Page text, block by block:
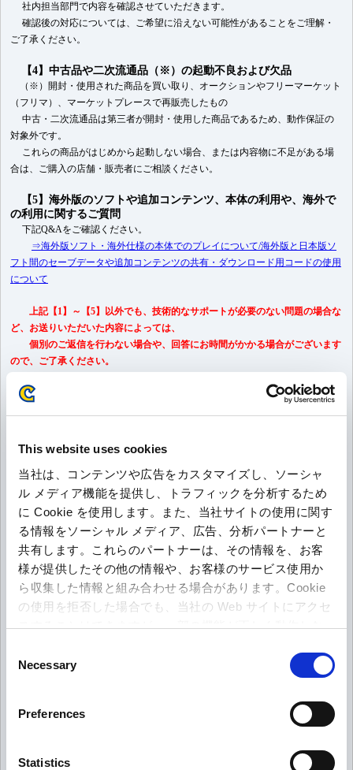
This website uses cookies
当社は、コンテンツや広告をカスタマイズし、ソーシャ
ル メディア機能を提供し、トラフィックを分析するため
に Cookie を使用します。また、当社サイトの使用に関す
る情報をソーシャル メディア、広告、分析パートナーと
共有します。これらのパートナーは、その情報を、お客
様が提供したその他の情報や、お客様のサービス使用か
ら収集した情報と組み合わせる場合があります。Cookie
の使用を拒否した場合でも、当社の Web サイトにアクセ
スすることはできますが、一部の機能が正しく動作しな
Selection
Necessary
Preferences
Statistics
社内担当部門で内容を確認させていただきます。
確認後の対応については、ご希望に沿えない可能性があることをご理解・
ご了承ください。
【4】中古品や二次流通品（※）の起動不良および欠品
（※）開封・使用された商品を買い取り、オークションやフリーマーケット
（フリマ）、マーケットプレースで再販売したもの
中古・二次流通品は第三者が開封・使用した商品であるため、動作保証の
対象外です。
これらの商品がはじめから起動しない場合、または内容物に不足がある場
合は、ご購入の店舗・販売者にご相談ください。
【5】海外版のソフトや追加コンテンツ、本体の利用や、海外で
の利用に関するご質問
下記Q&Aをご確認ください。
⇒海外版ソフト・海外仕様の本体でのプレイについて/海外版と日本版ソ
フト間のセーブデータや追加コンテンツの共有・ダウンロード用コードの使用
について
上記【1】～【5】以外でも、技術的なサポートが必要のない問題の場合な
ど、お送りいただいた内容によっては、
個別のご返信を行わない場合や、回答にお時間がかかる場合がございます
ので、ご了承ください。
＜当窓口からの返信メールについて＞
す）。
ただし、ご質問の内容やお問い合わせ状況によっては、返答に時間を要する
場合がございます。
また、返信日時の指定はお受けできかねますので、ご理解・ご了承くださ
い。
・「capcom.co.jp」「capcom.com」からのメールが受け取れるように設定をお願
いします。
・当窓口からの回答は個々のお客様の状況に沿って行っているもので、全ての
・1度に複数のお問い合わせをされた場合、回答が揃ってからの返信となるた
送りください。